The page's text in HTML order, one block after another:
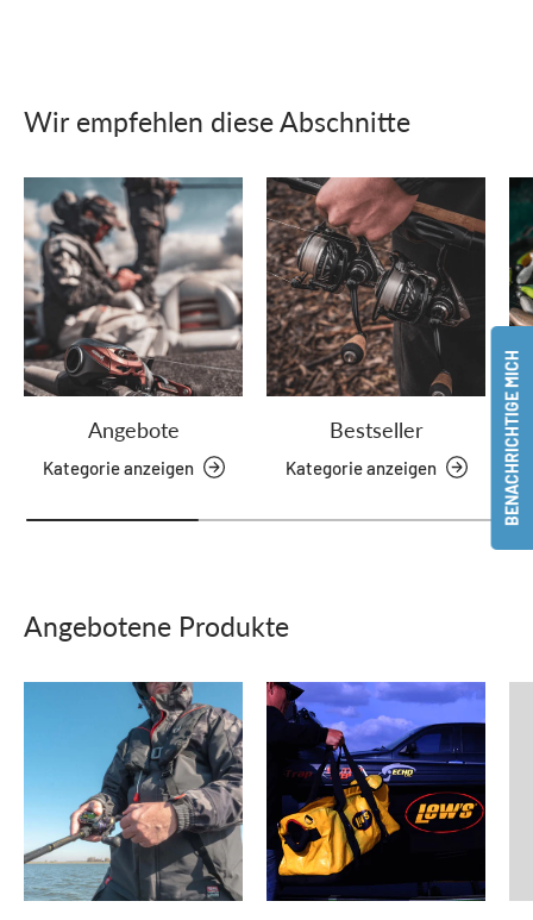
Wir empfehlen diese Abschnitte
Angebote
Kategorie anzeigen
Bestseller
Kategorie anzeigen
Angebotene Produkte
BENACHRICHTIGE MICH